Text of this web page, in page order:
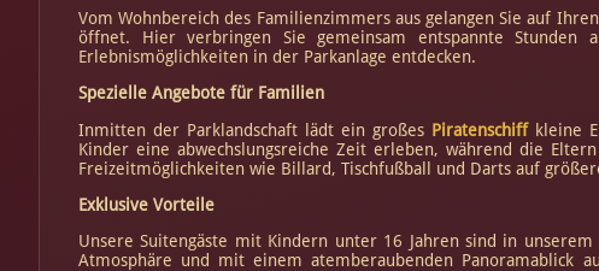
Vom Wohnbereich des Familienzimmers aus gelangen Sie auf
öffnet. Hier verbringen Sie gemeinsam entspannte Stunden
Erlebnismöglichkeiten in der Parkanlage entdecken.
Spezielle Angebote für Familien
Inmitten der Parklandschaft lädt ein großes Piratenschiffkleine
Kinder eine abwechslungsreiche Zeit erleben, während die
Freizeitmöglichkeiten wie Billard, Tischfußball und Darts auf
Exklusive Vorteile
Unsere Suitengäste mit Kindern unter 16 Jahren sind in
Atmosphäre und mit einem atemberaubenden Panoramablick